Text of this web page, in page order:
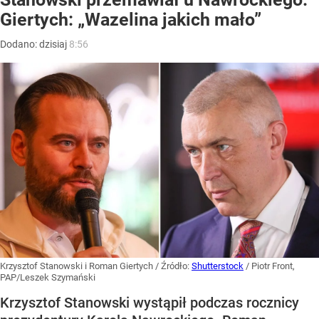
Giertych: „Wazelina jakich mało”
Dodano:dzisiaj 8:56
Krzysztof Stanowski i Roman Giertych / Źródło: Shutterstock / Piotr Front,
PAP/Leszek Szymański
Krzysztof Stanowski wystąpił podczas rocznicy